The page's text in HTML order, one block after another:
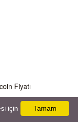
Fiyatı
kripto para piyasaları
herhangi bir kripto paraya
Tamam
için